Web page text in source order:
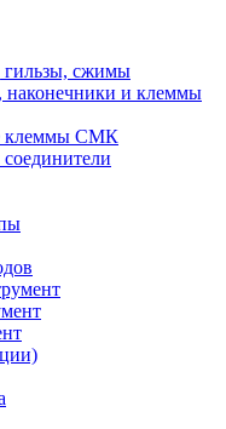
гильзы, сжимы
наконечники и клеммы
клеммы СМК